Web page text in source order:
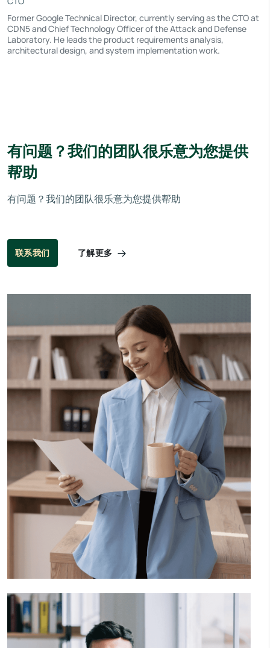
Former Google Technical Director, currently serving as the CTO at
CDN5 and Chief Technology Officer of the Attack and Defense
Laboratory. He leads the product requirements analysis,
architectural design, and system implementation work.
有问题？我们的团队很乐意为您提供
帮助
有问题？我们的团队很乐意为您提供帮助
联系我们 了解更多